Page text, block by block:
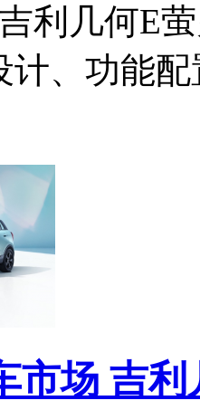
利几何E
计、功能
市场 吉